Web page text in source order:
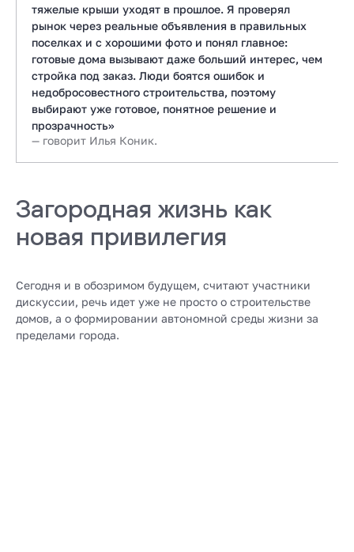
тяжелые крыши уходят в прошлое. Я проверял
рынок через реальные объявления в правильных
поселках и с хорошими фото и понял главное:
готовые дома вызывают даже больший интерес, чем
стройка под заказ. Люди боятся ошибок и
недобросовестного строительства, поэтому
выбирают уже готовое, понятное решение и
прозрачность»
— говорит Илья Коник.
Загородная жизнь как
новая привилегия
Сегодня и в обозримом будущем, считают участники
дискуссии, речь идет уже не просто о строительстве
домов, а о формировании автономной среды жизни за
пределами города.